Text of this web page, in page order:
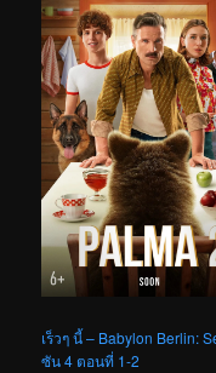
เร็วๆ นี้ – Babylon Berlin:
ซัน 4 ตอนที่ 1-2